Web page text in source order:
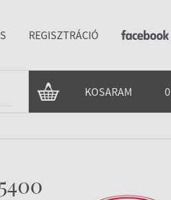
REGISZTRÁCIÓ
KOSARAM 0